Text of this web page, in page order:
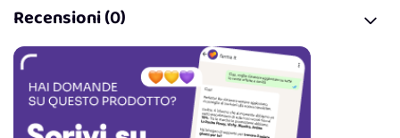
Recensioni (0)